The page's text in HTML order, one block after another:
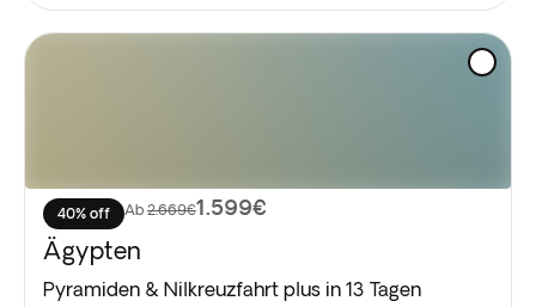
40% off Ab 2.669€1.599€
Ägypten
Pyramiden & Nilkreuzfahrt plus in 13 Tagen